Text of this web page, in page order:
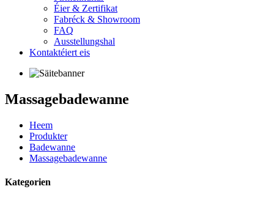
Éier & Zertifikat
Fabréck & Showroom
FAQ
Ausstellungshal
Kontaktéiert eis
Massagebadewanne
Heem
Produkter
Badewanne
Massagebadewanne
Kategorien